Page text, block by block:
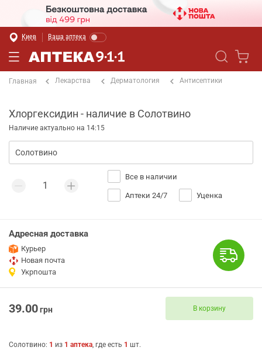
Киев Ваша аптека
Главная Лекарства Дерматология Антисептики
Хлоргексидин - наличие в Солотвино
Наличие актуально на 14:15
Все в наличии
Аптеки 24/7 Уценка
Адресная доставка
Курьер
Новая почта
Укрпошта
39.00грн В корзину
Солотвино: 1 из 1 аптека, где есть 1 шт.